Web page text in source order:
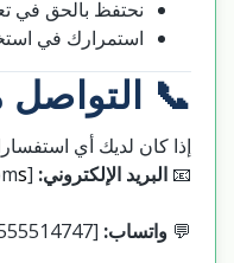
نحتفظ بالحق في
استمرارك في
📞 التواصل
إذا كان لديك أي
📧 البريد الإلكتروني: [
s
💬 واتساب: [01555514747]